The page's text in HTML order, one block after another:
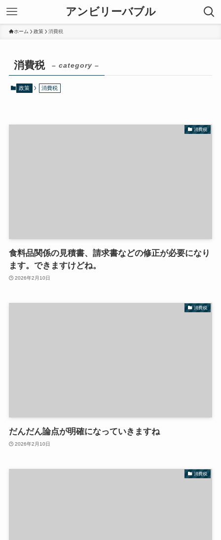
アンビリーバブル
ホーム 政策 消費税
消費税 – category –
政策 消費税
消費税
食料品関係の見積書、請求書などの修正が必要になり
ます。できますけどね。
2026年2月10日
消費税
だんだん論点が明確になっていきますね
2026年2月10日
消費税